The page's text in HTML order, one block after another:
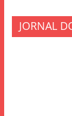
JORNAL